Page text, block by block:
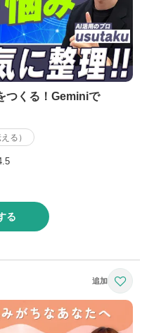
つくる！Geminiで
る）
る